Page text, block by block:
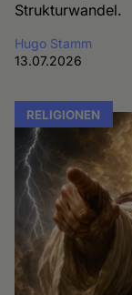
Strukturwandel.
Hugo Stamm
13.07.2026
RELIGIONEN